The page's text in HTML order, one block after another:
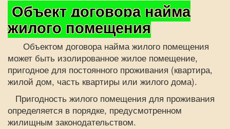
Объект договора найма
жилого помещения
Объектом договора найма жилого помещения
может быть изолированное жилое помещение,
пригодное для постоянного проживания (квартира,
жилой дом, часть квартиры или жилого дома).
Пригодность жилого помещения для проживания
определяется в порядке, предусмотренном
жилищным законодательством.